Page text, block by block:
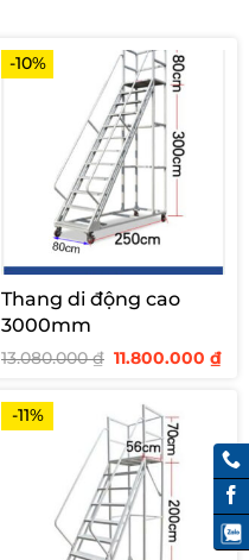
-10%
Thang di động cao
3000mm
13.080.000₫ Giá
gốc
13.080.000 ₫.
11.800.000₫Giá
-11%